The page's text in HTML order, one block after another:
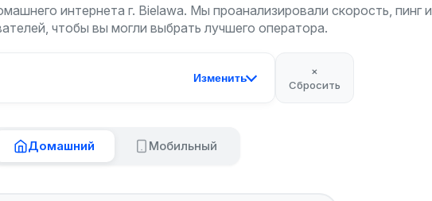
интернета г. Bielawa. Мы проанализировали скорость, пинг и
чтобы вы могли выбрать лучшего оператора.
Изменить
×
Сбросить
Домашний Мобильный